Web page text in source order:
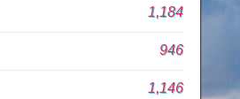
1,184
946
1,146